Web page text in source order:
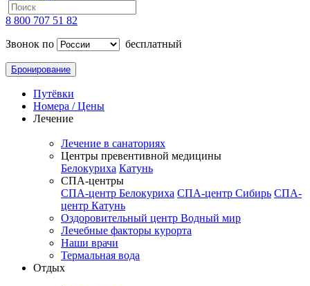
8 800 707 51 82
Звонок по
бесплатный
Бронирование
Путёвки
Номера / Цены
Лечение
Лечение в санаториях
Центры превентивной медицины
Белокуриха Катунь
СПА-центры
СПА-центр Белокуриха СПА-центр Сибирь СПА-
центр Катунь
Оздоровительный центр Водный мир
Лечебные факторы курорта
Наши врачи
Термальная вода
Отдых